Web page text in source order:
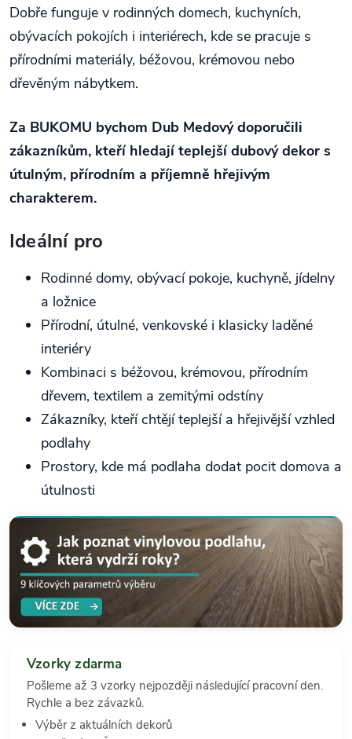
Dobře funguje v rodinných domech, kuchyních,
obývacích pokojích i interiérech, kde se pracuje s
přírodními materiály, béžovou, krémovou nebo
dřevěným nábytkem.
Za BUKOMU bychom Dub Medový doporučili
zákazníkům, kteří hledají teplejší dubový dekor s
útulným, přírodním a příjemně hřejivým
charakterem.
Ideální pro
Rodinné domy, obývací pokoje, kuchyně, jídelny
a ložnice
Přírodní, útulné, venkovské i klasicky laděné
interiéry
Kombinaci s béžovou, krémovou, přírodním
dřevem, textilem a zemitými odstíny
Zákazníky, kteří chtějí teplejší a hřejivější vzhled
podlahy
Prostory, kde má podlaha dodat pocit domova a
útulnosti
Vzorky zdarma
Pošleme až 3 vzorky nejpozději následující pracovní den.
Rychle a bez závazků.
Výběr z aktuálních dekorů